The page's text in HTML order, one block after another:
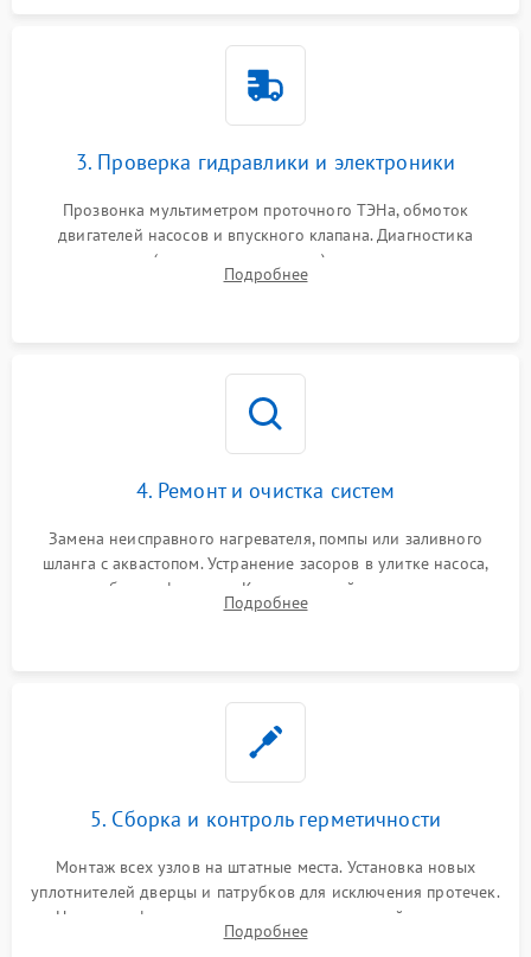
3. Проверка гидравлики и электроники
Прозвонка мультиметром проточного ТЭНа, обмоток
двигателей насосов и впускного клапана. Диагностика
прессостата (датчика уровня воды), датчика мутности,
концевика дверцы и электронного модуля управления.
Подробнее
4. Ремонт и очистка систем
Замена неисправного нагревателя, помпы или заливного
шланга с аквастопом. Устранение засоров в улитке насоса,
патрубках и фильтрах. Компонентный ремонт платы
управления, восстановление поврежденной проводки.
Подробнее
5. Сборка и контроль герметичности
Монтаж всех узлов на штатные места. Установка новых
уплотнителей дверцы и патрубков для исключения протечек.
Надежная фиксация хомутов гидравлической системы,
сборка корпуса и установка датчика поплавка.
Подробнее